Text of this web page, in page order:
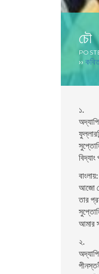
››
১.
বাংলায়:
আজো
তার
আমার
২.